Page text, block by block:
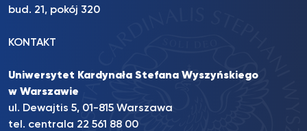
bud. 21, pokój 320
KONTAKT
Uniwersytet Kardynała Stefana Wyszyńskiego
w Warszawie
ul. Dewajtis 5, 01-815 Warszawa
tel. centrala 22 561 88 00